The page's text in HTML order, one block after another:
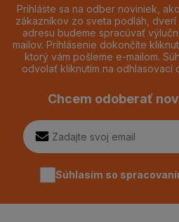
Prihláste sa na odber noviniek,
zákazníkov zo sveta podláh, dverí
adresu budeme spracúvať
mailov. Prihlásenie dokončíte
ktorý vám pošleme e-mailom.
odvolať kliknutím na odhlasovací
Chcem odoberať
Súhlasím so